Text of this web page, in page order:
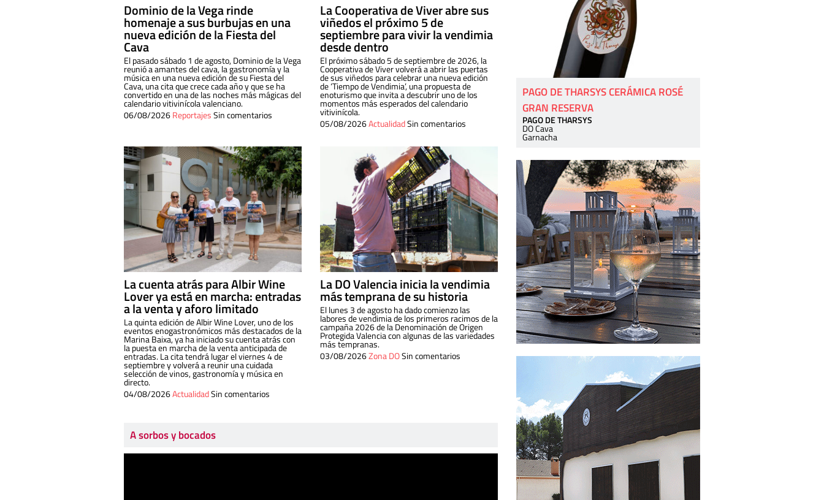
Dominio de la Vega rinde
homenaje a sus burbujas en una
nueva edición de la Fiesta del
Cava
El pasado sábado 1 de agosto, Dominio de la Vega
reunió a amantes del cava, la gastronomía y la
música en una nueva edición de su Fiesta del
Cava, una cita que crece cada año y que se ha
convertido en una de las noches más mágicas del
calendario vitivinícola valenciano.
06/08/2026ReportajesSin comentarios
La Cooperativa de Viver abre sus
viñedos el próximo 5 de
septiembre para vivir la vendimia
desde dentro
El próximo sábado 5 de septiembre de 2026, la
Cooperativa de Viver volverá a abrir las puertas
de sus viñedos para celebrar una nueva edición
de ‘Tiempo de Vendimia’, una propuesta de
enoturismo que invita a descubrir uno de los
momentos más esperados del calendario
vitivinícola.
05/08/2026ActualidadSin comentarios
La cuenta atrás para Albir Wine
Lover ya está en marcha: entradas
a la venta y aforo limitado
La quinta edición de Albir Wine Lover, uno de los
eventos enogastronómicos más destacados de la
Marina Baixa, ya ha iniciado su cuenta atrás con
la puesta en marcha de la venta anticipada de
entradas. La cita tendrá lugar el viernes 4 de
septiembre y volverá a reunir una cuidada
selección de vinos, gastronomía y música en
directo.
04/08/2026ActualidadSin comentarios
La DO Valencia inicia la vendimia
más temprana de su historia
El lunes 3 de agosto ha dado comienzo las
labores de vendimia de los primeros racimos de la
campaña 2026 de la Denominación de Origen
Protegida Valencia con algunas de las variedades
más tempranas.
03/08/2026Zona DOSin comentarios
A sorbos y bocados
PAGO DE THARSYS CERÁMICA ROSÉ
GRAN RESERVA
PAGO DE THARSYS
DO Cava
Garnacha